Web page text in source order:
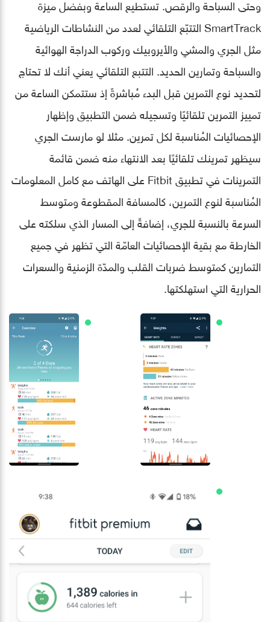
وحتى السباحة والرقص. تستطيع الساعة وبفضل ميزة
SmartTrack التتبّع التلقائي لعدد من النشاطات الرياضية
مثل الجري والمشي والأيروبيك وركوب الدراجة الهوائية
والسباحة وتمارين الحديد. التتبع التلقائي يعني أنك لا تحتاج
لتحديد نوع التمرين قبل البدء مُباشرةً إذ ستتمكن الساعة من
تمييز التمرين تلقائيًا وتسجيله ضمن التطبيق وإظهار
الإحصائيات المُناسبة لكل تمرين. مثلا لو مارست الجري
سيظهر تمرينك تلقائيًا بعد الانتهاء منه ضمن قائمة
التمرينات في تطبيق Fitbit على الهاتف مع كامل المعلومات
المُناسبة لنوع التمرين، كالمسافة المقطوعة ومتوسط
السرعة بالنسبة للجري، إضافةً إلى المسار الذي سلكته على
الخارطة مع بقية الإحصائيات العامّة التي تظهر في جميع
التمارين كمتوسط ضربات القلب والمدّة الزمنية والسعرات
الحرارية التي استهلكتها.